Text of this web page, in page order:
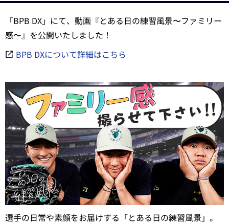
「BPB DX」にて、動画『とある日の練習風景〜ファミリー
感〜』を公開いたしました！
BPB DXについて詳細はこちら
選手の日常や素顔をお届けする「とある日の練習風景」。